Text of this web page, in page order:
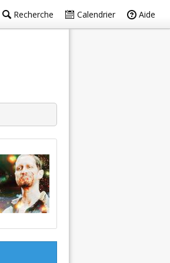
Recherche Calendrier Aide